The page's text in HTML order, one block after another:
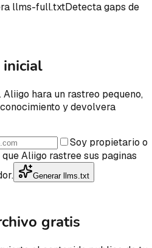
llms-full.txtDetecta gaps de
inicial
hara un rastreo pequeno,
y devolvera
Soy propietario o
Aliigo rastree sus paginas
Generar llms.txt
gratis